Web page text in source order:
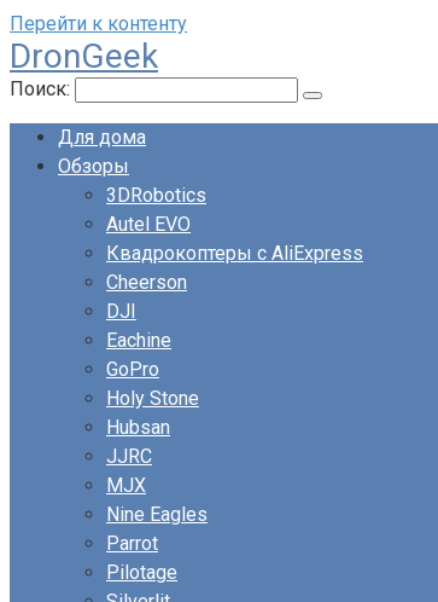
Перейти к контенту
DronGeek
Поиск:
Для дома
Обзоры
3DRobotics
Autel EVO
Квадрокоптеры с AliExpress
Cheerson
DJI
Eachine
GoPro
Holy Stone
Hubsan
JJRC
MJX
Nine Eagles
Parrot
Pilotage